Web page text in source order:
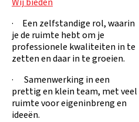
· Een zelfstandige rol, waarin
je de ruimte hebt om je
professionele kwaliteiten in te
zetten en daar in te groeien.
· Samenwerking in een
prettig en klein team, met veel
ruimte voor eigeninbreng en
ideeën.